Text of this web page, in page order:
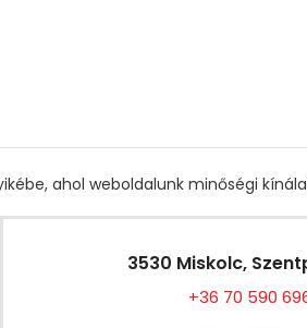
ahol weboldalunk minőségi
3530 Miskolc,
+36 70 590